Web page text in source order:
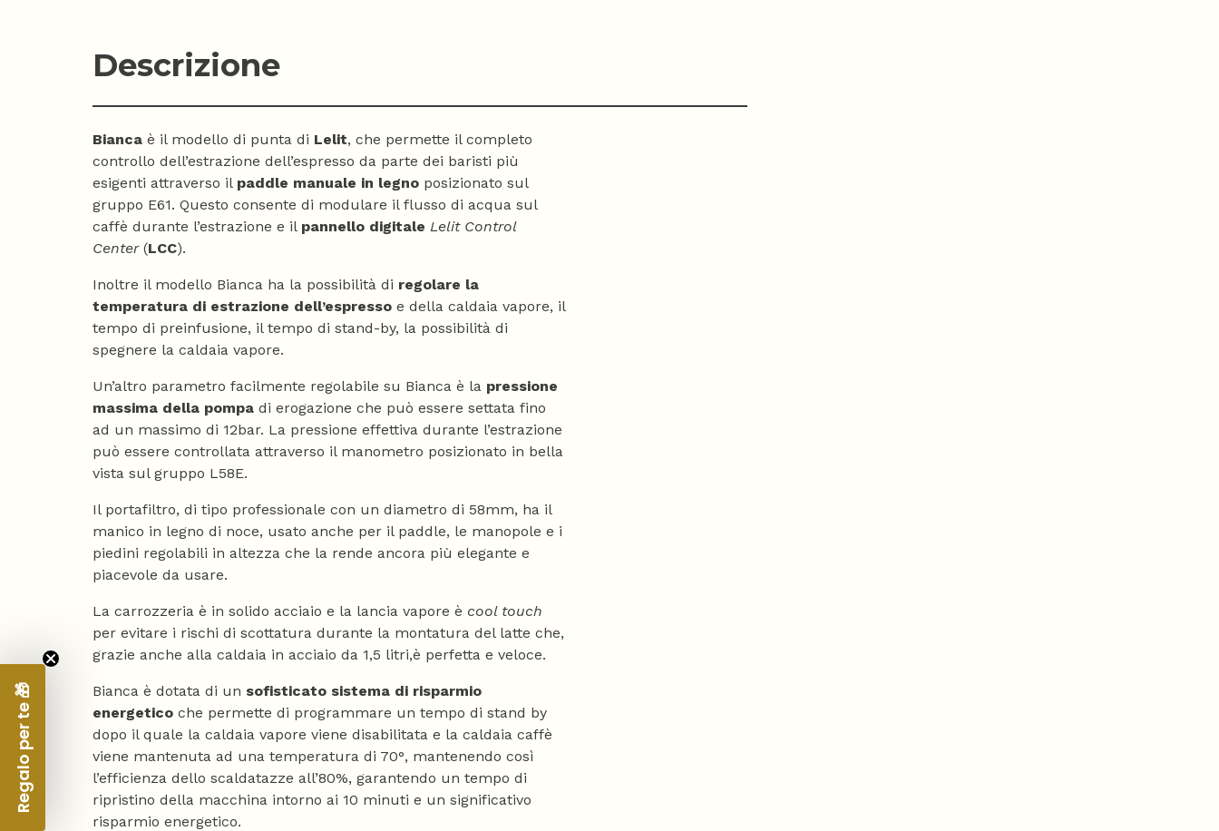
Descrizione
Bianca è il modello di punta di Lelit, che permette il completo
controllo dell’estrazione dell’espresso da parte dei baristi più
esigenti attraverso il paddle manuale in legno posizionato sul
gruppo E61. Questo consente di modulare il flusso di acqua sul
caffè durante l’estrazione e il pannello digitale Lelit Control
Center(LCC).
Inoltre il modello Bianca ha la possibilità di regolare la
temperatura di estrazione dell’espresso e della caldaia vapore, il
tempo di preinfusione, il tempo di stand-by, la possibilità di
spegnere la caldaia vapore.
Un’altro parametro facilmente regolabile su Bianca è la pressione
massima della pompa di erogazione che può essere settata fino
ad un massimo di 12bar. La pressione effettiva durante l’estrazione
può essere controllata attraverso il manometro posizionato in bella
vista sul gruppo L58E.
Il portafiltro, di tipo professionale con un diametro di 58mm, ha il
manico in legno di noce, usato anche per il paddle, le manopole e i
piedini regolabili in altezza che la rende ancora più elegante e
piacevole da usare.
La carrozzeria è in solido acciaio e la lancia vapore è cool touch
per evitare i rischi di scottatura durante la montatura del latte che,
grazie anche alla caldaia in acciaio da 1,5 litri,è perfetta e veloce.
Bianca è dotata di un sofisticato sistema di risparmio
energetico che permette di programmare un tempo di stand by
dopo il quale la caldaia vapore viene disabilitata e la caldaia caffè
viene mantenuta ad una temperatura di 70°, mantenendo così
l’efficienza dello scaldatazze all’80%, garantendo un tempo di
ripristino della macchina intorno ai 10 minuti e un significativo
risparmio energetico.
Regalo per te 🎁